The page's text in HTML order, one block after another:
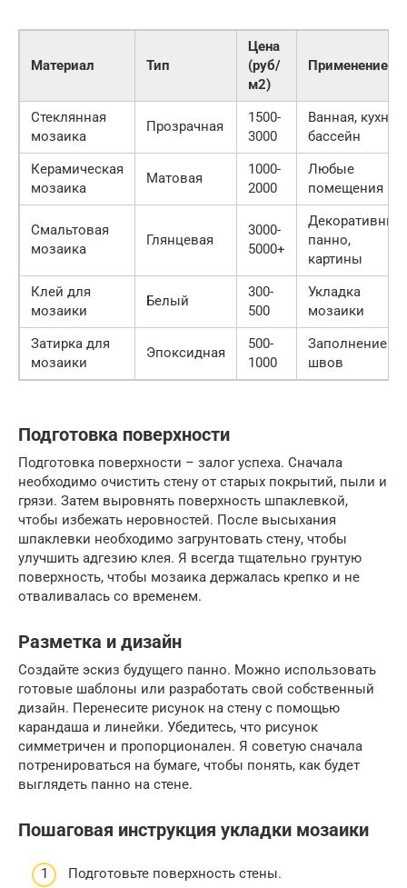
Материал Тип
Цена
(руб/
м2)
Применение
Стеклянная
мозаика
Прозрачная
1500-
3000
Ванная, кухня,
бассейн
Керамическая
мозаика
Матовая
1000-
2000
Любые
помещения
Смальтовая
мозаика
Глянцевая
3000-
5000+
Декоративные
панно,
картины
Клей для
мозаики
Белый
300-
500
Укладка
мозаики
Затирка для
мозаики
Эпоксидная
500-
1000
Заполнение
швов
Подготовка поверхности
Подготовка поверхности – залог успеха. Сначала
необходимо очистить стену от старых покрытий, пыли и
грязи. Затем выровнять поверхность шпаклевкой,
чтобы избежать неровностей. После высыхания
шпаклевки необходимо загрунтовать стену, чтобы
улучшить адгезию клея. Я всегда тщательно грунтую
поверхность, чтобы мозаика держалась крепко и не
отваливалась со временем.
Разметка и дизайн
Создайте эскиз будущего панно. Можно использовать
готовые шаблоны или разработать свой собственный
дизайн. Перенесите рисунок на стену с помощью
карандаша и линейки. Убедитесь, что рисунок
симметричен и пропорционален. Я советую сначала
потренироваться на бумаге, чтобы понять, как будет
выглядеть панно на стене.
Пошаговая инструкция укладки мозаики
Подготовьте поверхность стены.